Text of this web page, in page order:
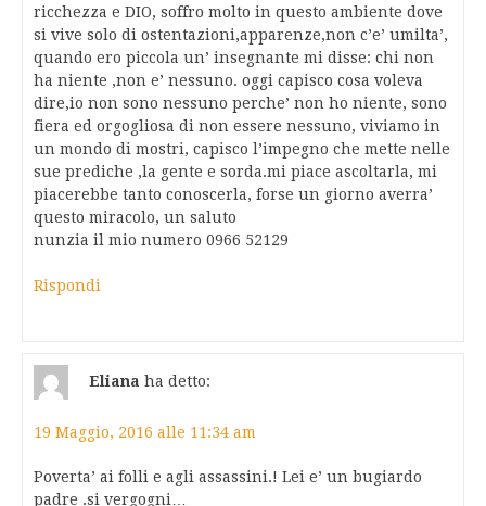
ricchezza e DIO, soffro molto in questo ambiente dove
si vive solo di ostentazioni,apparenze,non c’e’ umilta’,
quando ero piccola un’ insegnante mi disse: chi non
ha niente ,non e’ nessuno. oggi capisco cosa voleva
dire,io non sono nessuno perche’ non ho niente, sono
fiera ed orgogliosa di non essere nessuno, viviamo in
un mondo di mostri, capisco l’impegno che mette nelle
sue prediche ,la gente e sorda.mi piace ascoltarla, mi
piacerebbe tanto conoscerla, forse un giorno averra’
questo miracolo, un saluto
nunzia il mio numero 0966 52129
Rispondi
Eliana ha detto:
19 Maggio, 2016 alle 11:34 am
Poverta’ ai folli e agli assassini.! Lei e’ un bugiardo
padre .si vergogni…